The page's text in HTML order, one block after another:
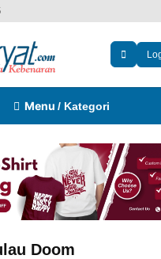
Menu / Kategori
Doom